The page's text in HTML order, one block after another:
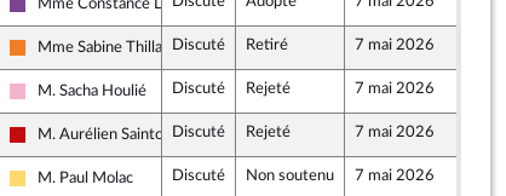
Ensemble pour la République
Mme Constance Le Grip
Les Démocrates
Mme Sabine ThillayeDiscuté Retiré 7 mai 2026
Socialistes et apparentés
M. Sacha Houlié Discuté Rejeté 7 mai 2026
La France insoumise - Nouveau Front Populaire
M. Aurélien SaintoulDiscuté Rejeté 7 mai 2026
Libertés, Indépendants, Outre-mer et Territoires
M. Paul Molac Discuté Non soutenu 7 mai 2026